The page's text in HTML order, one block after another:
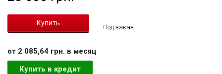
Под заказ
от 2 085,64 грн. в месяц
Купить в кредит